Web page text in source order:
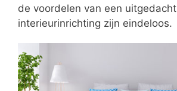
de voordelen van een uitgedacht
interieurinrichting zijn eindeloos.